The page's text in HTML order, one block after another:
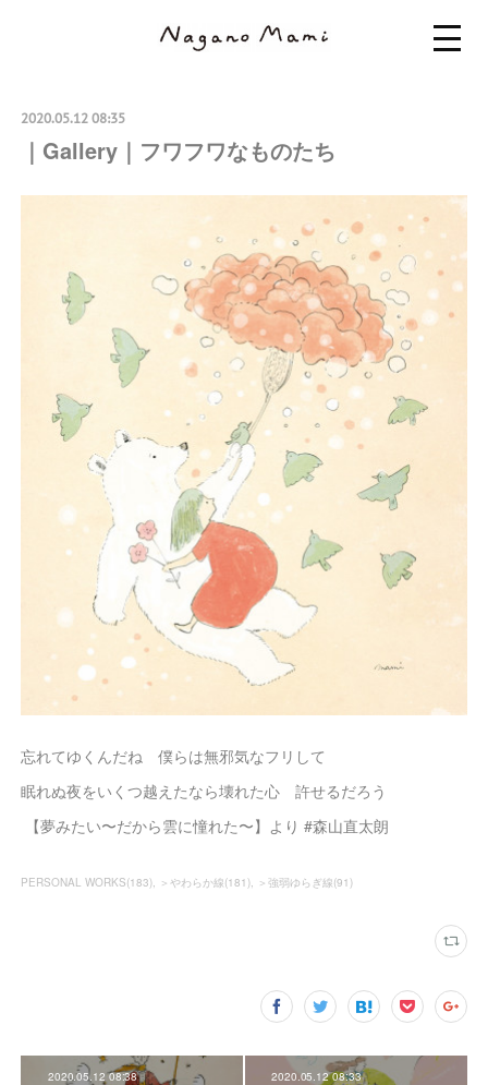
2020.05.12 08:35
｜Gallery｜フワフワなものたち
忘れてゆくんだね 僕らは無邪気なフリして
眠れぬ夜をいくつ越えたなら壊れた心 許せるだろう
【夢みたい〜だから雲に憧れた〜】より #森山直太朗
PERSONAL WORKS(183) ＞やわらか線(181) ＞強弱ゆらぎ線(91)
2020.05.12 08:38 2020.05.12 08:33